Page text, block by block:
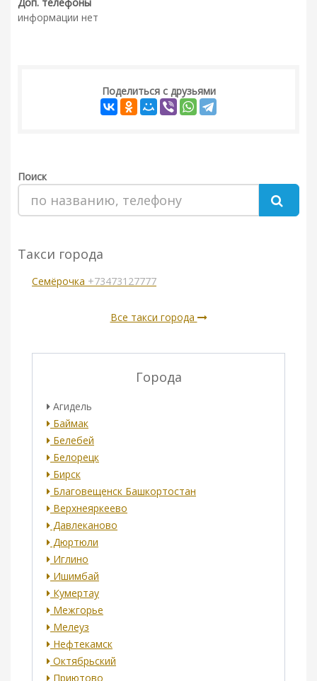
Доп. телефоны
информации нет
Поделиться с друзьями
Поиск
Такси города
Семёрочка +73473127777
Все такси города
Города
Агидель
Баймак
Белебей
Белорецк
Бирск
Благовещенск Башкортостан
Верхнеяркеево
Давлеканово
Дюртюли
Иглино
Ишимбай
Кумертау
Межгорье
Мелеуз
Нефтекамск
Октябрьский
Приютово